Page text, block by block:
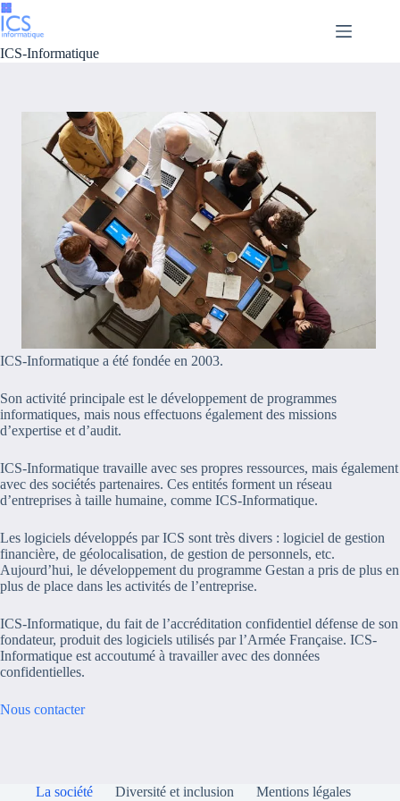
Passer
au
contenu
ICS-Informatique
ICS-Informatique a été fondée en 2003.
Son activité principale est le développement de programmes
informatiques, mais nous effectuons également des missions
d’expertise et d’audit.
ICS-Informatique travaille avec ses propres ressources, mais également
avec des sociétés partenaires. Ces entités forment un réseau
d’entreprises à taille humaine, comme ICS-Informatique.
Les logiciels développés par ICS sont très divers : logiciel de gestion
financière, de géolocalisation, de gestion de personnels, etc.
Aujourd’hui, le développement du programme Gestan a pris de plus en
plus de place dans les activités de l’entreprise.
ICS-Informatique, du fait de l’accréditation confidentiel défense de son
fondateur, produit des logiciels utilisés par l’Armée Française. ICS-
Informatique est accoutumé à travailler avec des données
confidentielles.
Nous contacter
La société Diversité et inclusion
Mentions légales